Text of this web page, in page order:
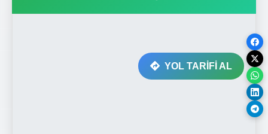
YOL TARİFİ AL